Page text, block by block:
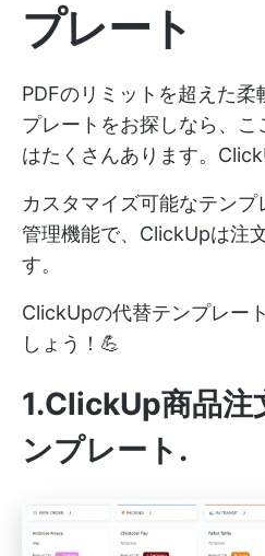
プレート
PDFのリミットを超えた
プレートをお探しなら、
はたくさんあります。
カスタマイズ可能なテンプ
管理機能で、ClickUpは注
す。
ClickUpの代替テンプレー
しょう！💪
1.ClickUp商品注
ンプレート .